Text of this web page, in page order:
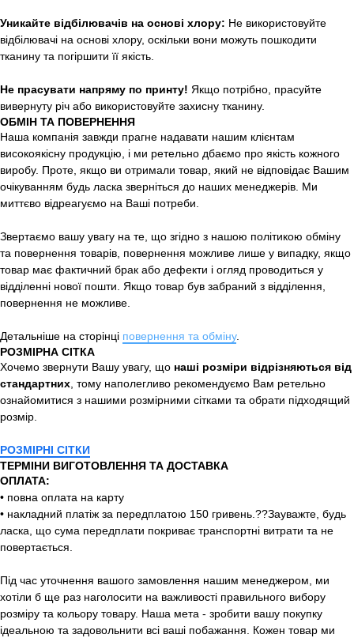
Уникайте відбілювачів на основі хлору: Не використовуйте
відбілювачі на основі хлору, оскільки вони можуть пошкодити
тканину та погіршити її якість.
Не прасувати напряму по принту! Якщо потрібно, прасуйте
вивернуту річ або використовуйте захисну тканину.
ОБМІН ТА ПОВЕРНЕННЯ
Наша компанія завжди прагне надавати нашим клієнтам
високоякісну продукцію, і ми ретельно дбаємо про якість кожного
виробу. Проте, якщо ви отримали товар, який не відповідає Вашим
очікуванням будь ласка зверніться до наших менеджерів. Ми
миттєво відреагуємо на Ваші потреби.
Звертаємо вашу увагу на те, що згідно з нашою політикою обміну
та повернення товарів, повернення можливе лише у випадку, якщо
товар має фактичний брак або дефекти і огляд проводиться у
відділенні нової пошти. Якщо товар був забраний з відділення,
повернення не можливе.
Детальніше на сторінці повернення та обміну.
РОЗМІРНА СІТКА
Хочемо звернути Вашу увагу, що наші розміри відрізняються від
стандартних, тому наполегливо рекомендуємо Вам ретельно
ознайомитися з нашими розмірними сітками та обрати підходящий
розмір.
РОЗМІРНІ СІТКИ
ТЕРМІНИ ВИГОТОВЛЕННЯ ТА ДОСТАВКА
ОПЛАТА:
• повна оплата на карту
• накладний платіж за передплатою 150 гривень.??Зауважте, будь
ласка, що сума передплати покриває транспортні витрати та не
повертається.
Під час уточнення вашого замовлення нашим менеджером, ми
хотіли б ще раз наголосити на важливості правильного вибору
розміру та кольору товару. Наша мета - зробити вашу покупку
ідеальною та задовольнити всі ваші побажання. Кожен товар ми